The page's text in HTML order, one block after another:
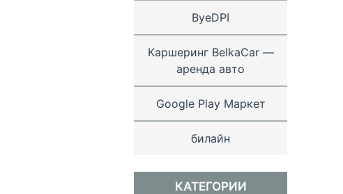
ByeDPI
Каршеринг BelkaCar —
аренда авто
Google Play Маркет
билайн
КАТЕГОРИИ